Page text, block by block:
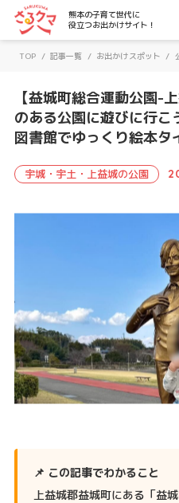
さるクマ-さるこう、熊
熊本の子育て世代に
役立つお出かけサイト！
TOP / 記事一覧 / お出かけスポット /
【益城町総合運動公園-
のある公園に遊びに行
図書館でゆっくり絵本タ
宇城・宇土・上益城の公園
📌 この記事でわかること
上益城郡益城町にある「益